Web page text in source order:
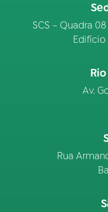
SCS – Quadra
Edifício
Av.
Rua